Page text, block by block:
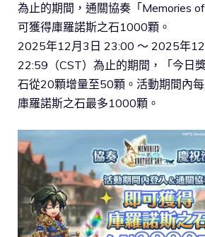
為止的期間，通關協奏「Memories
可獲得庫羅諾斯之石1000顆。
2025年12月3日 23:00 〜 2025年
22:59（CST）為止的期間，「今日
石從20顆增量至50顆。活動期間內
庫羅諾斯之石最多1000顆。